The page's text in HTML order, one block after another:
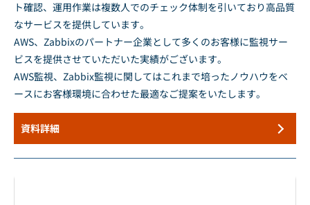
資料詳細
ト確認、運用作業は複数人でのチェック体制を引いており高品質
なサービスを提供しています。
AWS、Zabbixのパートナー企業として多くのお客様に監視サー
ビスを提供させていただいた実績がございます。
AWS監視、Zabbix監視に関してはこれまで培ったノウハウをベ
ースにお客様環境に合わせた最適なご提案をいたします。